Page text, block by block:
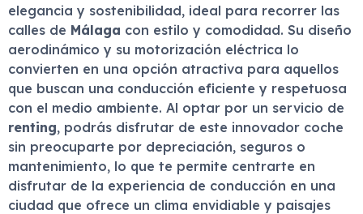
elegancia y sostenibilidad, ideal para recorrer las
calles de Málaga con estilo y comodidad. Su diseño
aerodinámico y su motorización eléctrica lo
convierten en una opción atractiva para aquellos
que buscan una conducción eficiente y respetuosa
con el medio ambiente. Al optar por un servicio de
renting, podrás disfrutar de este innovador coche
sin preocuparte por depreciación, seguros o
mantenimiento, lo que te permite centrarte en
disfrutar de la experiencia de conducción en una
ciudad que ofrece un clima envidiable y paisajes